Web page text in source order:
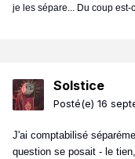
je les sépare... Du coup
Solstice
Posté(e) 16
J'ai comptabilisé
question se posait - le